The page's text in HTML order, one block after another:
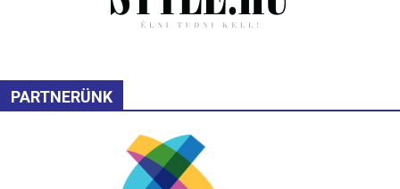
PARTNERÜNK